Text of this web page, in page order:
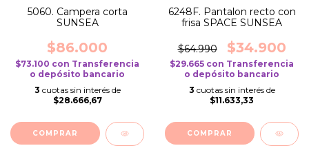
5060. Campera corta
SUNSEA
$86.000
$73.100 con Transferencia
o depósito bancario
3 cuotas sin interés de
$28.666,67
COMPRAR
6248F. Pantalon recto con
frisa SPACE SUNSEA
$64.990 $34.900
$29.665 con Transferencia
o depósito bancario
3 cuotas sin interés de
$11.633,33
COMPRAR